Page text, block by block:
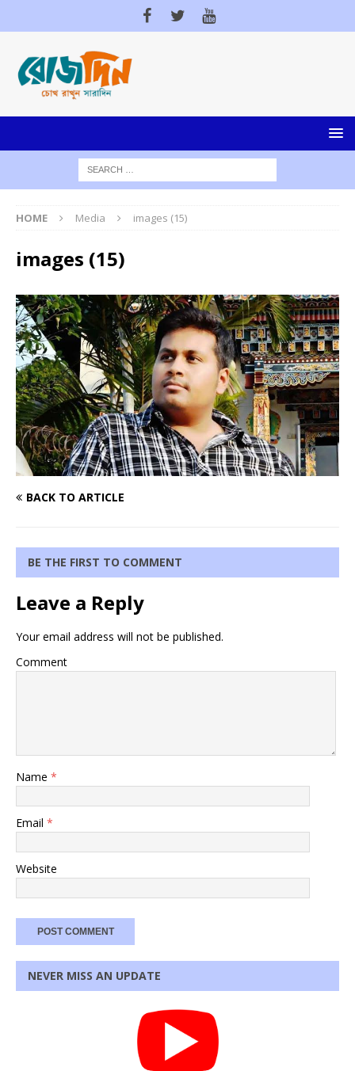
HOME Media images (15)
images (15)
BACK TO ARTICLE
BE THE FIRST TO COMMENT
Leave a Reply
Your email address will not be published.
Comment
Name *
Email *
Website
NEVER MISS AN UPDATE